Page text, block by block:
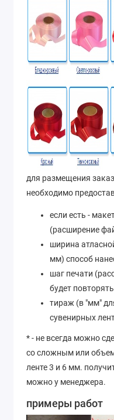
для размещения
необходимо
если есть -
(расширение
ширина
мм) способ
шаг печати
будет
тираж (в "мм"
сувенирных
* - не всегда можно
со сложным или
ленте 3 и 6 мм.
можно у менеджера.
примеры работ